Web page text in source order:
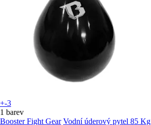
+-3
1 barev
Booster Fight Gear Vodní úderový pytel 85 Kg